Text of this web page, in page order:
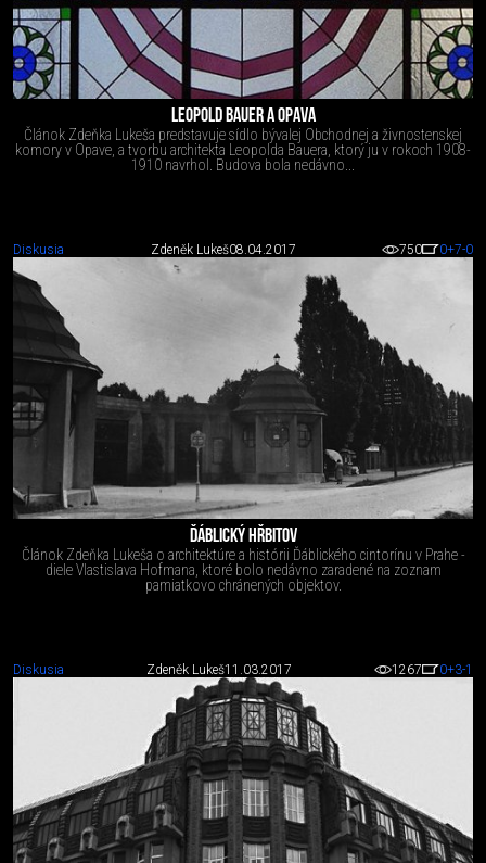
LEOPOLD BAUER A OPAVA
Článok Zdeňka Lukeša predstavuje sídlo bývalej Obchodnej a živnostenskej
komory v Opave, a tvorbu architekta Leopolda Bauera, ktorý ju v rokoch 1908-
1910 navrhol. Budova bola nedávno...
Diskusia Zdeněk Lukeš08.04.2017 750 0+7-0
ĎÁBLICKÝ HŘBITOV
Článok Zdeňka Lukeša o architektúre a histórii Ďáblického cintorínu v Prahe -
diele Vlastislava Hofmana, ktoré bolo nedávno zaradené na zoznam
pamiatkovo chránených objektov.
Diskusia Zdeněk Lukeš11.03.2017 1267 0+3-1